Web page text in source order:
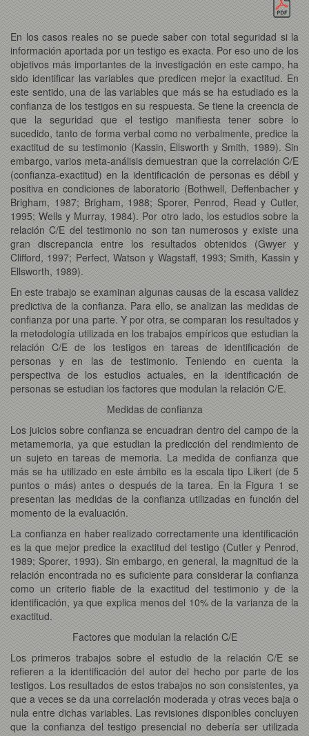
En los casos reales no se puede saber con total seguridad si la
información aportada por un testigo es exacta. Por eso uno de los
objetivos más importantes de la investigación en este campo, ha
sido identificar las variables que predicen mejor la exactitud. En
este sentido, una de las variables que más se ha estudiado es la
confianza de los testigos en su respuesta. Se tiene la creencia de
que la seguridad que el testigo manifiesta tener sobre lo
sucedido, tanto de forma verbal como no verbalmente, predice la
exactitud de su testimonio (Kassin, Ellsworth y Smith, 1989). Sin
embargo, varios meta-análisis demuestran que la correlación C/E
(confianza-exactitud) en la identificación de personas es débil y
positiva en condiciones de laboratorio (Bothwell, Deffenbacher y
Brigham, 1987; Brigham, 1988; Sporer, Penrod, Read y Cutler,
1995; Wells y Murray, 1984). Por otro lado, los estudios sobre la
relación C/E del testimonio no son tan numerosos y existe una
gran discrepancia entre los resultados obtenidos (Gwyer y
Clifford, 1997; Perfect, Watson y Wagstaff, 1993; Smith, Kassin y
Ellsworth, 1989).
En este trabajo se examinan algunas causas de la escasa validez
predictiva de la confianza. Para ello, se analizan las medidas de
confianza por una parte. Y por otra, se comparan los resultados y
la metodología utilizada en los trabajos empíricos que estudian la
relación C/E de los testigos en tareas de identificación de
personas y en las de testimonio. Teniendo en cuenta la
perspectiva de los estudios actuales, en la identificación de
personas se estudian los factores que modulan la relación C/E.
Medidas de confianza
Los juicios sobre confianza se encuadran dentro del campo de la
metamemoria, ya que estudian la predicción del rendimiento de
un sujeto en tareas de memoria. La medida de confianza que
más se ha utilizado en este ámbito es la escala tipo Likert (de 5
puntos o más) antes o después de la tarea. En la Figura 1 se
presentan las medidas de la confianza utilizadas en función del
momento de la evaluación.
La confianza en haber realizado correctamente una identificación
es la que mejor predice la exactitud del testigo (Cutler y Penrod,
1989; Sporer, 1993). Sin embargo, en general, la magnitud de la
relación encontrada no es suficiente para considerar la confianza
como un criterio fiable de la exactitud del testimonio y de la
identificación, ya que explica menos del 10% de la varianza de la
exactitud.
Factores que modulan la relación C/E
Los primeros trabajos sobre el estudio de la relación C/E se
refieren a la identificación del autor del hecho por parte de los
testigos. Los resultados de estos trabajos no son consistentes, ya
que a veces se da una correlación moderada y otras veces baja o
nula entre dichas variables. Las revisiones disponibles concluyen
que la confianza del testigo presencial no debería ser utilizada